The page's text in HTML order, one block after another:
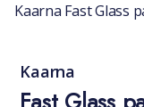
Kaarna